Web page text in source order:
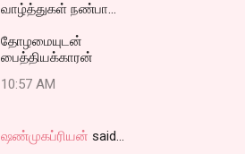
வாழ்த்துகள் நண்பா...
தோழமையுடன்
பைத்தியக்காரன்
10:57 AM
ஷண்முகப்ரியன் said…